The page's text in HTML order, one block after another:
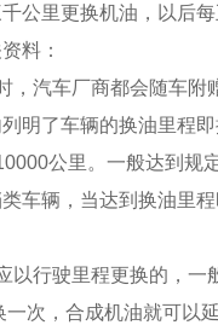
公里更换机油，以后
料：
，汽车厂商都会随车附
明了车辆的换油里程
公里。一般达到规
车辆，当达到换油里
以行驶里程更换的，一
一次，合成机油就可以